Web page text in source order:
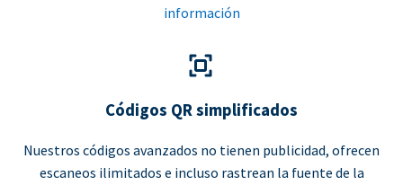
información
Códigos QR simplificados
Nuestros códigos avanzados no tienen publicidad, ofrecen
escaneos ilimitados e incluso rastrean la fuente de la